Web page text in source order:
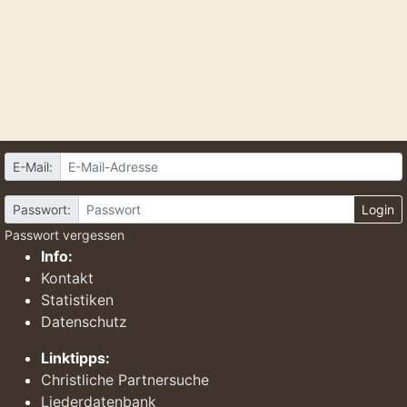
E-Mail:
Passwort:
Login
Passwort vergessen
Info:
Kontakt
Statistiken
Datenschutz
Linktipps:
Christliche Partnersuche
Liederdatenbank